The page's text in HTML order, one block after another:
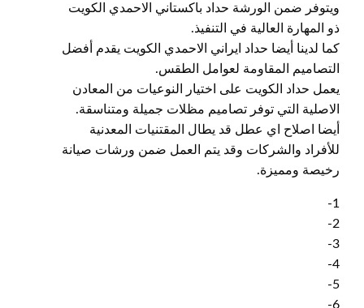
ويتوفر ضمن الورشة حداد باكستاني الاحمدي الكويت
ذو المهارة العالية في التنفيذ.
كما لدينا أيضا حداد ايراني الاحمدي الكويت يقدم أفضل
التصاميم المقاومة لعوامل الطقس.
يعمل حداد الكويت على اختيار النوعيات من المعادن
الاصلية التي توفر تصاميم مظلات جميلة ومتناسقة.
أيضا اصلاح اي عطل قد يطال المقتنيات المعدنية
للأفراد والشركات وقد يتم العمل ضمن ورشات صيانة
رخيصة ومميزة.
1-
2-
3-
4-
5-
6-